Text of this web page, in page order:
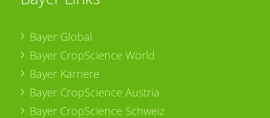
Bayer Global
Bayer CropScience World
Bayer Karriere
Bayer CropScience Austria
Bayer CropScience Schweiz